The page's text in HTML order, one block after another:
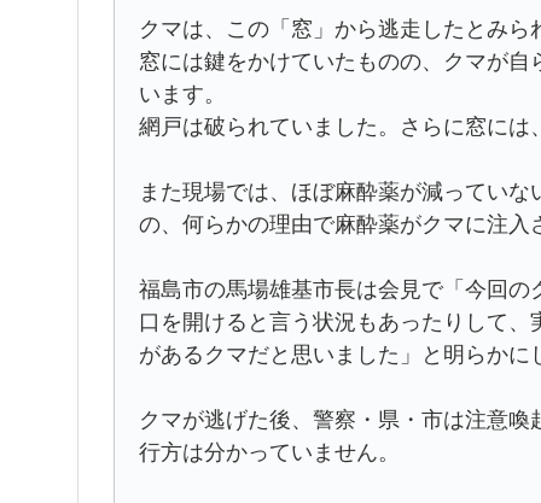
クマは、この「窓」から逃走したとみら
窓には鍵をかけていたものの、クマが
います。
網戸は破られていました。さらに窓に
また現場では、ほぼ麻酔薬が減ってい
の、何らかの理由で麻酔薬がクマに注入
福島市の馬場雄基市長は会見で「今回
口を開けると言う状況もあったりして
があるクマだと思いました」と明らかに
クマが逃げた後、警察・県・市は注意
行方は分かっていません。